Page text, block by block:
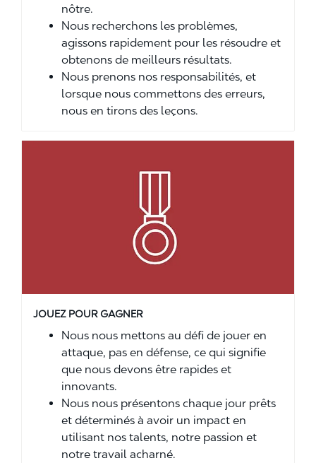
nôtre.
Nous recherchons les problèmes,
agissons rapidement pour les résoudre et
obtenons de meilleurs résultats.
Nous prenons nos responsabilités, et
lorsque nous commettons des erreurs,
nous en tirons des leçons.
JOUEZ POUR GAGNER
Nous nous mettons au défi de jouer en
attaque, pas en défense, ce qui signifie
que nous devons être rapides et
innovants.
Nous nous présentons chaque jour prêts
et déterminés à avoir un impact en
utilisant nos talents, notre passion et
notre travail acharné.